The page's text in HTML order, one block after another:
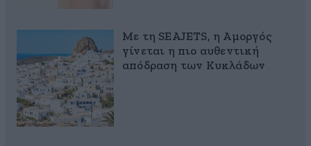
Με τη SEAJETS, η Αμοργός
γίνεται η πιο αυθεντική
απόδραση των Κυκλάδων